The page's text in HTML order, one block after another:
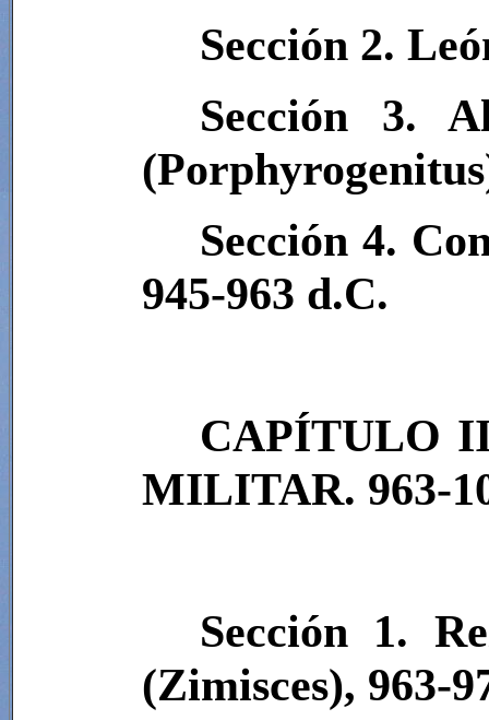
Sección 2.
Sección 3.
Sección 4.
945-963 d.C.
CAPÍTULO
MILITAR. 963-
Sección 1.
(Zimisces), 963-